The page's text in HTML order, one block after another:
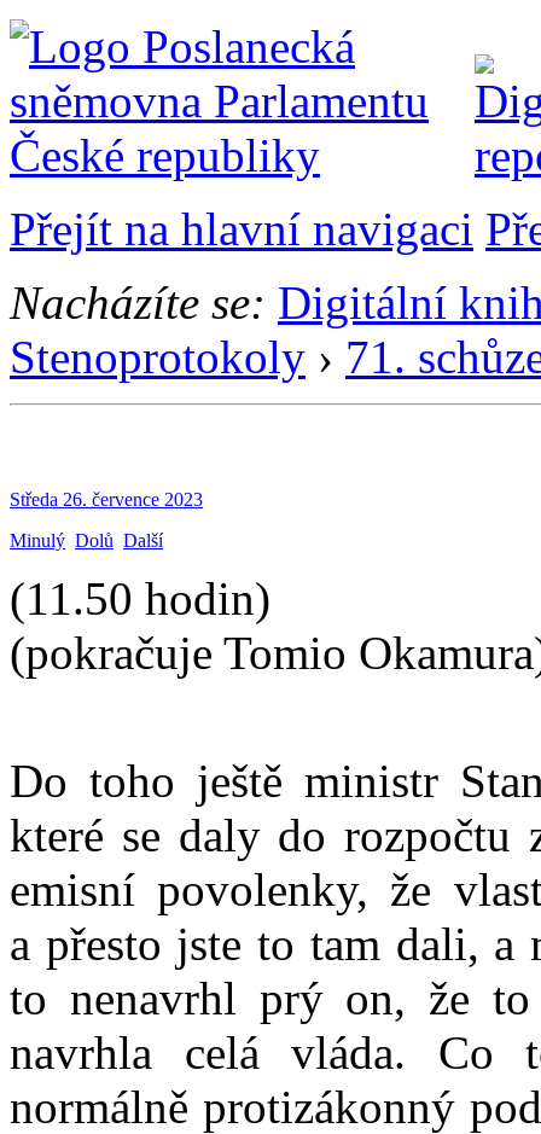
Přejít na hlavní navigaci
Nacházíte se: Digitální
Stenoprotokoly › 71.
Středa 26. července 2023
Minulý Dolů Další
(11.50 hodin)
(pokračuje Tomio
Do toho ještě ministr
které se daly do rozpočtu
emisní povolenky, že
a přesto jste to tam dali, a
to nenavrhl prý on, že
navrhla celá vláda. Co
normálně protizákonný